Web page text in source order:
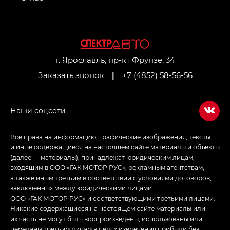
Джи Ти — GT, Джи Икс — GX,
Джи Икс ПРЕМИУМ — GX PREMIUM, ЛАУНЖ —
LOUNGE
Empow — Эмпау (Empow) в комплектации
г. Ярославль, пр-кт Фрунзе, 34
Заказать звонок
| +7 (4852) 58-56-56
Все права на информацию, графические изображения, тексты
и иные содержащиеся на настоящем сайте материалы и объекты
(далее — материалы), принадлежат юридическим лицам,
входящим в ООО «ГАК МОТОР РУС», рекламным агентствам,
а также иным третьим в соответствии с условиями договоров,
заключенных между юридическими лицами
ООО «ГАК МОТОР РУС» и соответствующими третьими лицами.
Никакие содержащиеся на настоящем сайте материалы или
их часть не могут быть воспроизведены, использованы или